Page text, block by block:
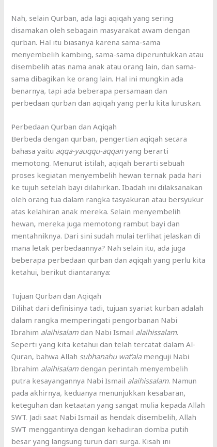
Nah, selain Qurban, ada lagi aqiqah yang sering
disamakan oleh sebagain masyarakat awam dengan
qurban. Hal itu biasanya karena sama-sama
menyembelih kambing, sama-sama diperuntukkan atau
disembelih atas nama anak atau orang lain, dan sama-
sama dibagikan ke orang lain. Hal ini mungkin ada
benarnya, tapi ada beberapa persamaan dan
perbedaan qurban dan aqiqah yang perlu kita luruskan.
Perbedaan Qurban dan Aqiqah
Berbeda dengan qurban, pengertian aqiqah secara
bahasa yaitu aqqa-yauqqu-aqqanyang berarti
memotong. Menurut istilah, aqiqah berarti sebuah
proses kegiatan menyembelih hewan ternak pada hari
ke tujuh setelah bayi dilahirkan. Ibadah ini dilaksanakan
oleh orang tua dalam rangka tasyakuran atau bersyukur
atas kelahiran anak mereka. Selain menyembelih
hewan, mereka juga memotong rambut bayi dan
mentahniknya. Dari sini sudah mulai terlihat jelaskan di
mana letak perbedaannya? Nah selain itu, ada juga
beberapa perbedaan qurban dan aqiqah yang perlu kita
ketahui, berikut diantaranya:
Tujuan Qurban dan Aqiqah
Dilihat dari definisinya tadi, tujuan syariat kurban adalah
dalam rangka memperingati pengorbanan Nabi
Ibrahim alaihisalamdan Nabi Ismail alaihissalam.
Seperti yang kita ketahui dan telah tercatat dalam Al-
Quran, bahwa Allah subhanahu wat’ala menguji Nabi
Ibrahim alaihisalamdengan perintah menyembelih
putra kesayangannya Nabi Ismail alaihissalam. Namun
pada akhirnya, keduanya menunjukkan kesabaran,
keteguhan dan ketaatan yang sangat mulia kepada Allah
SWT. Jadi saat Nabi Ismail as hendak disembelih, Allah
SWT menggantinya dengan kehadiran domba putih
besar yang langsung turun dari surga. Kisah ini